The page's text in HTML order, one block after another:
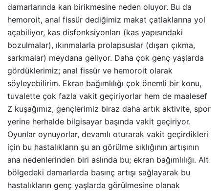
damarlarında kan birikmesine neden oluyor. Bu da
hemoroit, anal fissür dediğimiz makat çatlaklarına yol
açabiliyor, kas disfonksiyonları (kas yapısındaki
bozulmalar), ıkınmalarla prolapsuslar (dışarı çıkma,
sarkmalar) meydana geliyor. Daha çok genç yaşlarda
gördüklerimiz; anal fissür ve hemoroit olarak
söyleyebilirim. Ekran bağımlılığı çok önemli bir konu,
tuvalette çok fazla vakit geçiriyorlar hem de maalesef
Z kuşağımız, gençlerimiz biraz daha artık aktivite, spor
yerine herhalde bilgisayar başında vakit geçiriyor.
Oyunlar oynuyorlar, devamlı oturarak vakit geçirdikleri
için bu hastalıkların şu an görülme sıklığının artışının
ana nedenlerinden biri aslında bu; ekran bağımlılığı. Alt
bölgedeki damarlarda basınç artışı sağlayarak bu
hastalıkların genç yaşlarda görülmesine olanak